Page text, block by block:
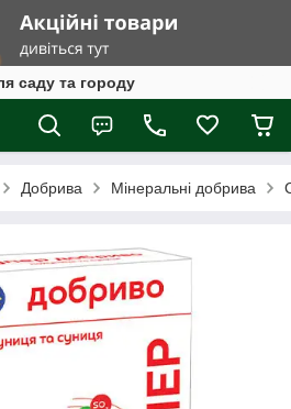
саду та городу
Добрива Мінеральні добрива